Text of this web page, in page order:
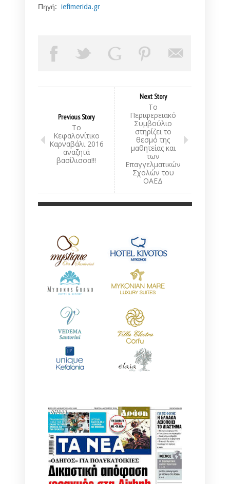
Πηγή: iefimerida.gr
Previous Story
Το
Κεφαλονίτικο
Καρναβάλι 2016
αναζητά
βασίλισσα!!!
Next Story
Το
Περιφερειακό
Συμβούλιο
στηρίζει το
θεσμό της
μαθητείας και
των
Επαγγελματικών
Σχολών του
ΟΑΕΔ